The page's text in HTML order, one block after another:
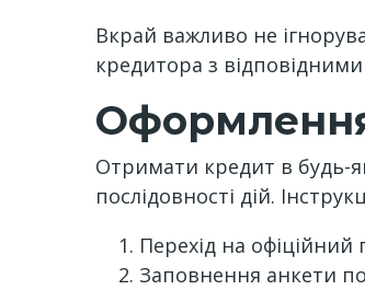
Вкрай важливо не
кредитора з
Отримати кредит в будь-
послідовності дій.
Перехід на офіційний
Заповнення анкети